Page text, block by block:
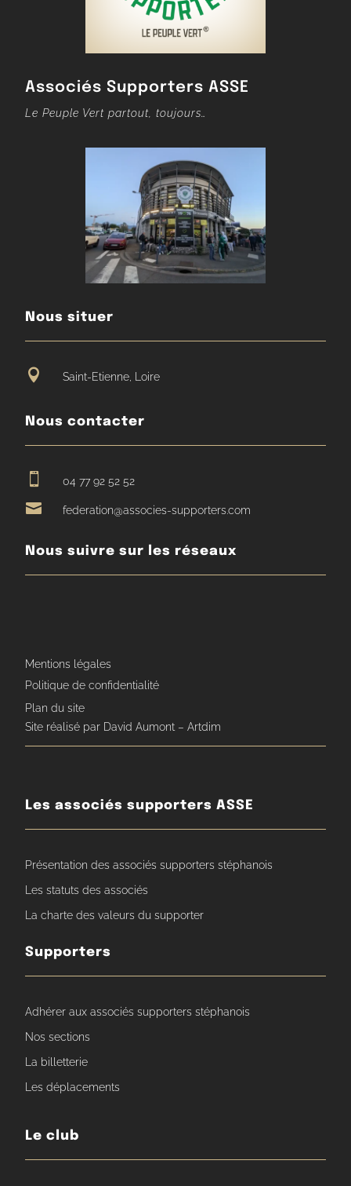
Associés Supporters ASSE
Le Peuple Vert partout, toujours…
Nous situer
 Saint-Etienne, Loire
Nous contacter
 04 77 92 52 52
 federation@associes-supporters.com
Nous suivre sur les réseaux
Mentions légales
Politique de confidentialité
Plan du site
Site réalisé par David Aumont – Artdim
Les associés supporters ASSE
Présentation des associés supporters stéphanois
Les statuts des associés
La charte des valeurs du supporter
Supporters
Adhérer aux associés supporters stéphanois
Nos sections
La billetterie
Les déplacements
Le club